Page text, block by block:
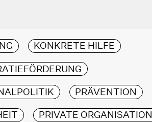
KONKRETE HILFE
PRÄVENTION
PRIVATE ORGANISATION